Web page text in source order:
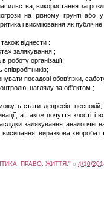
використання
на різному грунті або
і висміювання як публічне,
віднести :
залякування ;
роботу організації;
посадові обов'язки,
нагляду за об'єктом ;
стати депресія, неспокій,
а також почуття злості і
залякування аналогічні
виразкова хвороба і
ПРАВО. ЖИТТЯ," о 4/10/